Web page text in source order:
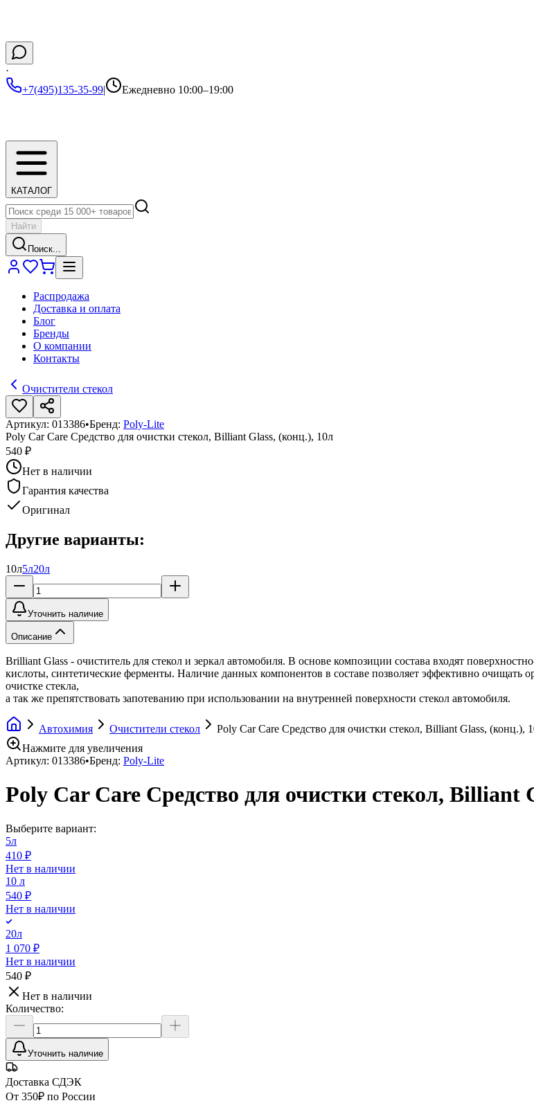
·
+7(495)135-35-99| Ежедневно 10:00–19:00
КАТАЛОГ
Найти
Поиск...
Распродажа
Доставка и оплата
Блог
Бренды
О компании
Контакты
Очистители стекол
Артикул: 013386•Бренд: Poly-Lite
Poly Car Care Средство для очистки стекол, Billiant Glass, (конц.), 10л
540 ₽
Нет в наличии
Гарантия качества
Оригинал
Другие варианты:
10л5л20л
Уточнить наличие
Описание
Brilliant Glass - очиститель для стекол и зеркал автомобиля. В основе композиции состава входят
кислоты, синтетические ферменты. Наличие данных компонентов в составе позволяет эффективно очищать
очистке стекла,
а так же препятствовать запотеванию при использовании на внутренней поверхности стекол автомобиля.
Автохимия Очистители стекол
Poly Car Care Средство для очистки стекол, Billiant Glass, (конц.),
Нажмите для увеличения
Артикул: 013386•Бренд: Poly-Lite
Poly Car Care Средство для очистки стекол, Billiant
Выберите вариант:
5л
410 ₽
Нет в наличии
10 л
540 ₽
Нет в наличии
20л
1 070 ₽
Нет в наличии
540 ₽
Нет в наличии
Количество:
Уточнить наличие
Доставка СДЭК
От 350₽ по России